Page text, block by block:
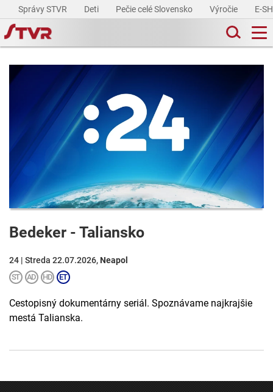
Správy STVR Deti Pečie celé Slovensko Výročie E-
Bedeker - Taliansko
24 | Streda 22.07.2026, Neapol
Cestopisný dokumentárny seriál. Spoznávame najkrajšie
mestá Talianska.